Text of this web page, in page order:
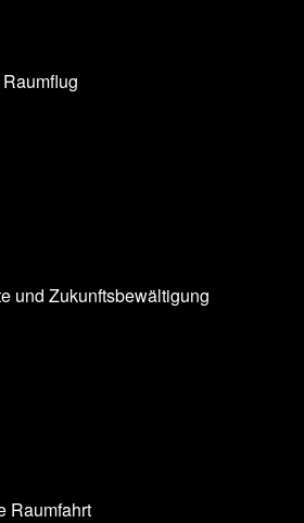
und Zukunftsbewältigung
Raumfahrt